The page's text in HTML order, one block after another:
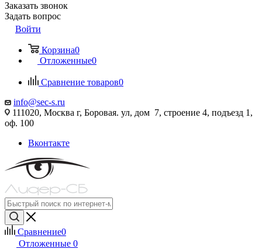
Заказать звонок
Задать вопрос
Войти
Корзина0
Отложенные0
Сравнение товаров0
info@sec-s.ru
111020, Москва г, Боровая. ул, дом 7, строение 4, подъезд 1,
оф. 100
Вконтакте
Сравнение0
Отложенные 0